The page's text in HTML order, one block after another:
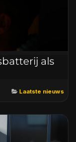
als
Laatste nieuws